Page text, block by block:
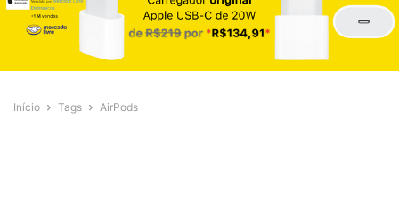
Início Tags AirPods